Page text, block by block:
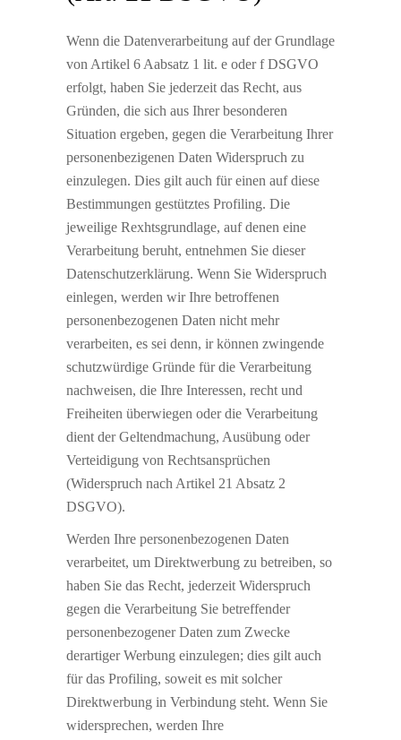
Wenn die Datenverarbeitung auf der Grundlage
von Artikel 6 Aabsatz 1 lit. e oder f DSGVO
erfolgt, haben Sie jederzeit das Recht, aus
Gründen, die sich aus Ihrer besonderen
Situation ergeben, gegen die Verarbeitung Ihrer
personenbezigenen Daten Widerspruch zu
einzulegen. Dies gilt auch für einen auf diese
Bestimmungen gestütztes Profiling. Die
jeweilige Rexhtsgrundlage, auf denen eine
Verarbeitung beruht, entnehmen Sie dieser
Datenschutzerklärung. Wenn Sie Widerspruch
einlegen, werden wir Ihre betroffenen
personenbezogenen Daten nicht mehr
verarbeiten, es sei denn, ir können zwingende
schutzwürdige Gründe für die Verarbeitung
nachweisen, die Ihre Interessen, recht und
Freiheiten überwiegen oder die Verarbeitung
dient der Geltendmachung, Ausübung oder
Verteidigung von Rechtsansprüchen
(Widerspruch nach Artikel 21 Absatz 2
DSGVO).
Werden Ihre personenbezogenen Daten
verarbeitet, um Direktwerbung zu betreiben, so
haben Sie das Recht, jederzeit Widerspruch
gegen die Verarbeitung Sie betreffender
personenbezogener Daten zum Zwecke
derartiger Werbung einzulegen; dies gilt auch
für das Profiling, soweit es mit solcher
Direktwerbung in Verbindung steht. Wenn Sie
widersprechen, werden Ihre